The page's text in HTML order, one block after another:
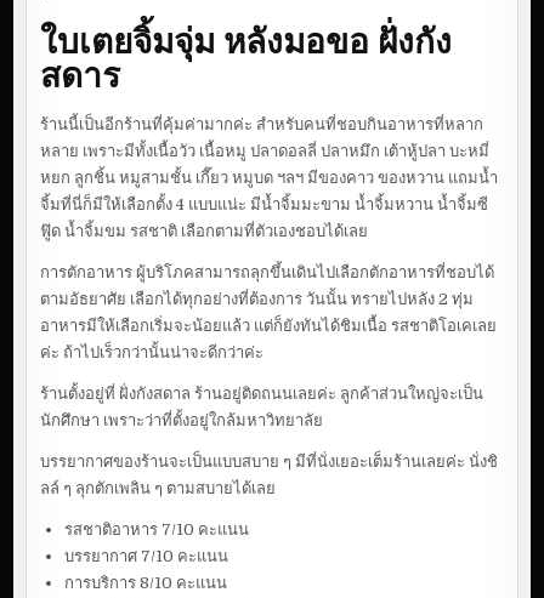
ใบเตยจิ้มจุ่ม หลังมอขอ ฝั่งกัง
สดาร
ร้านนี้เป็นอีกร้านที่คุ้มค่ามากค่ะ สำหรับคนที่ชอบกินอาหารที่หลาก
หลาย เพราะมีทั้งเนื้อวัว เนื้อหมู ปลาดอลลี่ ปลาหมึก เต้าหู้ปลา บะหมี่
หยก ลูกชิ้น หมูสามชั้น เกี๊ยว หมูบด ฯลฯ มีของคาว ของหวาน แถมน้ำ
จิ้มที่นี่ก็มีให้เลือกตั้ง 4 แบบแน่ะ มีน้ำจิ้มมะขาม น้ำจิ้มหวาน น้ำจิ้มซี
ฟู๊ด น้ำจิ้มขม รสชาติ เลือกตามที่ตัวเองชอบได้เลย
การตักอาหาร ผู้บริโภคสามารถลุกขึ้นเดินไปเลือกตักอาหารที่ชอบได้
ตามอัธยาศัย เลือกได้ทุกอย่างที่ต้องการ วันนั้น ทรายไปหลัง 2 ทุ่ม
อาหารมีให้เลือกเริ่มจะน้อยแล้ว แต่ก็ยังทันได้ชิมเนื้อ รสชาติโอเคเลย
ค่ะ ถ้าไปเร็วกว่านั้นน่าจะดีกว่าค่ะ
ร้านตั้งอยู่ที่ ฝั่งกังสดาล ร้านอยู่ติดถนนเลยค่ะ ลูกค้าส่วนใหญ่จะเป็น
นักศึกษา เพราะว่าที่ตั้งอยู่ใกล้มหาวิทยาลัย
บรรยากาศของร้านจะเป็นแบบสบาย ๆ มีที่นั่งเยอะเต็มร้านเลยค่ะ นั่งชิ
ลล์ ๆ ลุกตักเพลิน ๆ ตามสบายได้เลย
รสชาติอาหาร 7/10 คะแนน
บรรยากาศ 7/10 คะแนน
การบริการ 8/10 คะแนน